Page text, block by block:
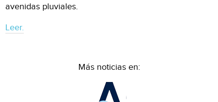
avenidas pluviales.
Leer.
Más noticias en: